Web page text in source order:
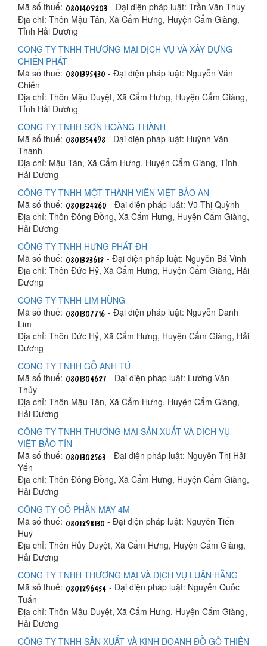
Mã số thuế:
- Đại diện pháp luật: Trần Văn Thùy
Địa chỉ: Thôn Mậu Tân, Xã Cẩm Hưng, Huyện Cẩm Giàng,
Tỉnh Hải Dương
CÔNG TY TNHH THƯƠNG MẠI DỊCH VỤ VÀ XÂY DỰNG
CHIẾN PHÁT
Mã số thuế:
- Đại diện pháp luật: Nguyễn Văn
Chiến
Địa chỉ: Thôn Mậu Duyệt, Xã Cẩm Hưng, Huyện Cẩm Giàng,
Tỉnh Hải Dương
CÔNG TY TNHH SƠN HOÀNG THÀNH
Mã số thuế:
- Đại diện pháp luật: Huỳnh Văn
Thành
Địa chỉ: Mậu Tân, Xã Cẩm Hưng, Huyện Cẩm Giàng, Tỉnh
Hải Dương
CÔNG TY TNHH MỘT THÀNH VIÊN VIỆT BẢO AN
Mã số thuế:
- Đại diện pháp luật: Vũ Thị Quỳnh
Địa chỉ: Thôn Đông Đồng, Xã Cẩm Hưng, Huyện Cẩm Giàng,
Hải Dương
CÔNG TY TNHH HƯNG PHÁT ĐH
Mã số thuế:
- Đại diện pháp luật: Nguyễn Bá Vinh
Địa chỉ: Thôn Đức Hỷ, Xã Cẩm Hưng, Huyện Cẩm Giàng, Hải
Dương
CÔNG TY TNHH LIM HÙNG
Mã số thuế:
- Đại diện pháp luật: Nguyễn Danh
Lim
Địa chỉ: Thôn Đức Hỷ, Xã Cẩm Hưng, Huyện Cẩm Giàng, Hải
Dương
CÔNG TY TNHH GỖ ANH TÚ
Mã số thuế:
- Đại diện pháp luật: Lương Văn
Thủy
Địa chỉ: Thôn Mậu Tân, Xã Cẩm Hưng, Huyện Cẩm Giàng,
Hải Dương
CÔNG TY TNHH THƯƠNG MẠI SẢN XUẤT VÀ DỊCH VỤ
VIỆT BẢO TÍN
Mã số thuế:
- Đại diện pháp luật: Nguyễn Thị Hải
Yến
Địa chỉ: Thôn Đông Đồng, Xã Cẩm Hưng, Huyện Cẩm Giàng,
Hải Dương
CÔNG TY CỔ PHẦN MAY 4M
Mã số thuế:
- Đại diện pháp luật: Nguyễn Tiến
Huy
Địa chỉ: Thôn Hủy Duyệt, Xã Cẩm Hưng, Huyện Cẩm Giàng,
Hải Dương
CÔNG TY TNHH THƯƠNG MẠI VÀ DỊCH VỤ LUẬN HẰNG
Mã số thuế:
- Đại diện pháp luật: Nguyễn Quốc
Tuấn
Địa chỉ: Thôn Mậu Duyệt, Xã Cẩm Hưng, Huyện Cẩm Giàng,
Hải Dương
CÔNG TY TNHH SẢN XUẤT VÀ KINH DOANH ĐỒ GỖ THIÊN